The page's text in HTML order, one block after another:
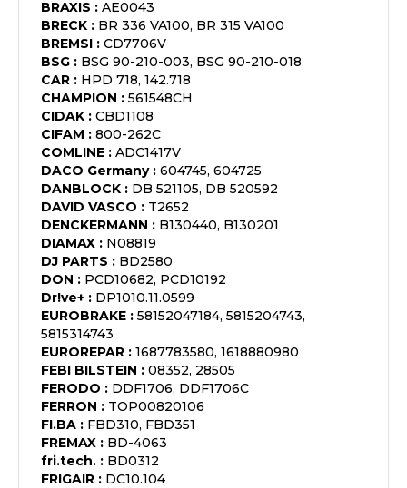
BRAXIS : AE0043
BRECK : BR 336 VA100, BR 315 VA100
BREMSI : CD7706V
BSG : BSG 90-210-003, BSG 90-210-018
CAR : HPD 718, 142.718
CHAMPION : 561548CH
CIDAK : CBD1108
CIFAM : 800-262C
COMLINE : ADC1417V
DACO Germany: 604745, 604725
DANBLOCK : DB 521105, DB 520592
DAVID VASCO : T2652
DENCKERMANN : B130440, B130201
DIAMAX : N08819
DJ PARTS : BD2580
DON : PCD10682, PCD10192
Dr!ve+ : DP1010.11.0599
EUROBRAKE : 58152047184, 5815204743,
5815314743
EUROREPAR : 1687783580, 1618880980
FEBI BILSTEIN : 08352, 28505
FERODO : DDF1706, DDF1706C
FERRON : TOP00820106
FI.BA : FBD310, FBD351
FREMAX : BD-4063
fri.tech. : BD0312
FRIGAIR : DC10.104